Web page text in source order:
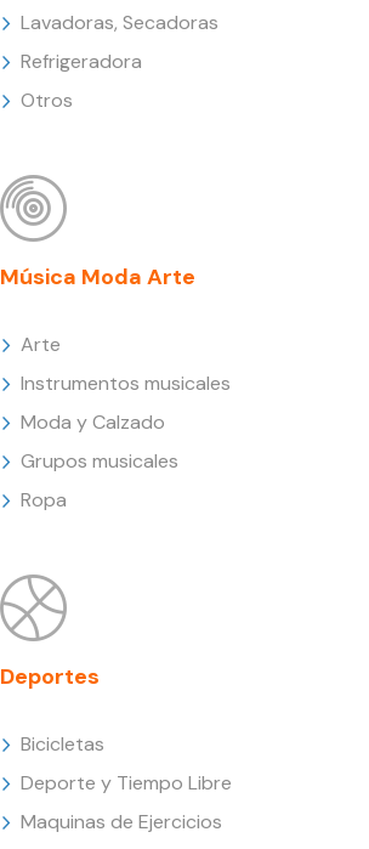
Lavadoras, Secadoras
Refrigeradora
Otros
Música Moda Arte
Arte
Instrumentos musicales
Moda y Calzado
Grupos musicales
Ropa
Deportes
Bicicletas
Deporte y Tiempo Libre
Maquinas de Ejercicios